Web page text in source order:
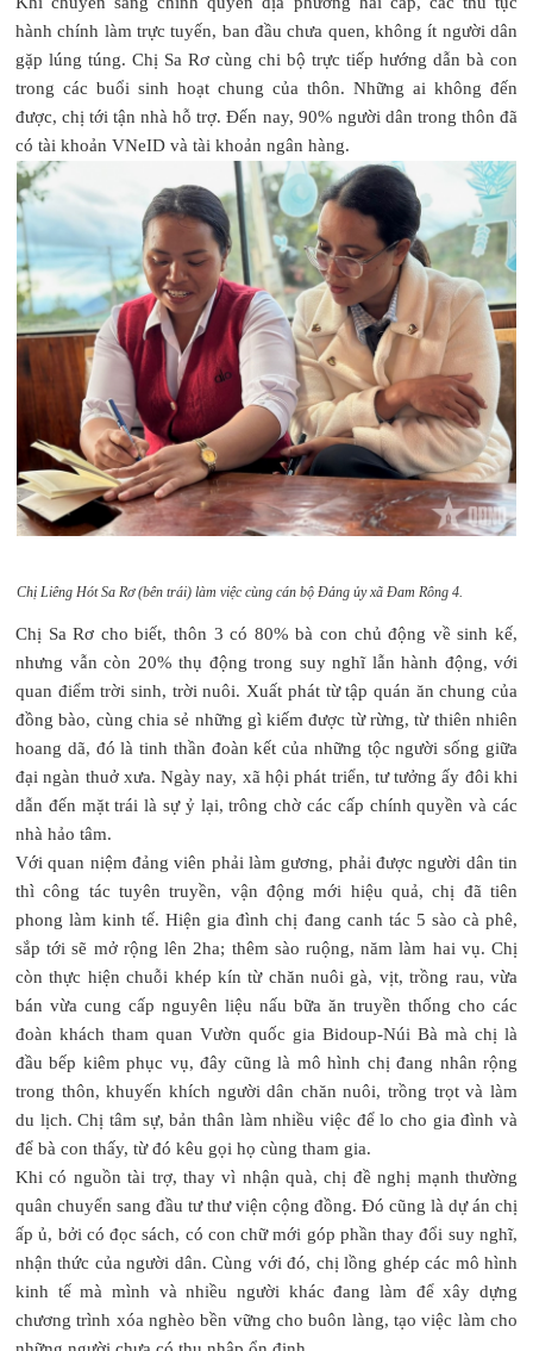
hành chính làm trực tuyến, ban đầu chưa quen, không ít người dân
gặp lúng túng. Chị Sa Rơ cùng chi bộ trực tiếp hướng dẫn bà con
trong các buổi sinh hoạt chung của thôn. Những ai không đến
được, chị tới tận nhà hỗ trợ. Đến nay, 90% người dân trong thôn đã
có tài khoản VNeID và tài khoản ngân hàng.
Chị Liêng Hót Sa Rơ (bên trái) làm việc cùng cán bộ Đảng ủy xã Đam Rông 4.
Chị Sa Rơ cho biết, thôn 3 có 80% bà con chủ động về sinh kế,
nhưng vẫn còn 20% thụ động trong suy nghĩ lẫn hành động, với
quan điểm trời sinh, trời nuôi. Xuất phát từ tập quán ăn chung của
đồng bào, cùng chia sẻ những gì kiếm được từ rừng, từ thiên nhiên
hoang dã, đó là tinh thần đoàn kết của những tộc người sống giữa
đại ngàn thuở xưa. Ngày nay, xã hội phát triển, tư tưởng ấy đôi khi
dẫn đến mặt trái là sự ỷ lại, trông chờ các cấp chính quyền và các
nhà hảo tâm.
Với quan niệm đảng viên phải làm gương, phải được người dân tin
thì công tác tuyên truyền, vận động mới hiệu quả, chị đã tiên
phong làm kinh tế. Hiện gia đình chị đang canh tác 5 sào cà phê,
sắp tới sẽ mở rộng lên 2ha; thêm sào ruộng, năm làm hai vụ. Chị
còn thực hiện chuỗi khép kín từ chăn nuôi gà, vịt, trồng rau, vừa
bán vừa cung cấp nguyên liệu nấu bữa ăn truyền thống cho các
đoàn khách tham quan Vườn quốc gia Bidoup-Núi Bà mà chị là
đầu bếp kiêm phục vụ, đây cũng là mô hình chị đang nhân rộng
trong thôn, khuyến khích người dân chăn nuôi, trồng trọt và làm
du lịch. Chị tâm sự, bản thân làm nhiều việc để lo cho gia đình và
để bà con thấy, từ đó kêu gọi họ cùng tham gia.
Khi có nguồn tài trợ, thay vì nhận quà, chị đề nghị mạnh thường
quân chuyển sang đầu tư thư viện cộng đồng. Đó cũng là dự án chị
ấp ủ, bởi có đọc sách, có con chữ mới góp phần thay đổi suy nghĩ,
nhận thức của người dân. Cùng với đó, chị lồng ghép các mô hình
kinh tế mà mình và nhiều người khác đang làm để xây dựng
chương trình xóa nghèo bền vững cho buôn làng, tạo việc làm cho